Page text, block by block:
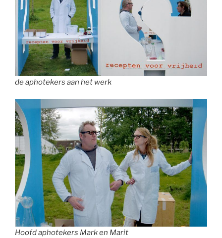
de aphotekers aan het werk
Hoofd aphotekers Mark en Marit